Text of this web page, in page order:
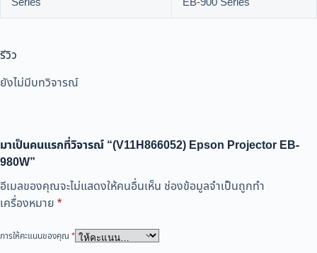
รีวิว
ยังไม่มีบทวิจารณ์
มาเป็นคนแรกที่วิจารณ์ “(V11H866052) Epson Projector EB-
980W”
อีเมลของคุณจะไม่แสดงให้คนอื่นเห็น ช่องข้อมูลจำเป็นถูกทำ
เครื่องหมาย *
การให้คะแนนของคุณ *